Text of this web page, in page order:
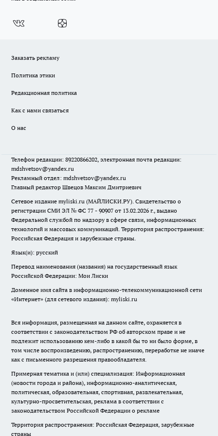
Заказать рекламу
Политика этики
Редакционная политика
Как с нами связаться
О нас
Телефон редакции: 89220866202, электронная почта редакции:
mdshvetsov@yandex.ru
Рекламный отдел: mdshvetsov@yandex.ru
Главный редактор Швецов Максим Дмитриевич
Сетевое издание myliski.ru (МАЙЛИСКИ.РУ). Свидетельство о
регистрации СМИ ЭЛ № ФС 77 - 90907 от 13.02.2026 г., выдано
Федеральной службой по надзору в сфере связи, информационных
технологий и массовых коммуникаций. Территория распространения:
Российская Федерация и зарубежные страны.
Язык(и): русский
Перевод наименования (названия) на государственный язык
Российской Федерации: Мои Лиски
Доменное имя сайта в информационно-телекоммуникационной сети
«Интернет» (для сетевого издания): myliski.ru
Вся информация, размещенная на данном сайте, охраняется в
соответствии с законодательством РФ об авторском праве и не
подлежит использованию кем-либо в какой бы то ни было форме, в
том числе воспроизведению, распространению, переработке не иначе
как с письменного разрешения правообладателя.
Примерная тематика и (или) специализация: Информационная
(новости города и района), информационно-аналитическая,
политическая, образовательная, спортивная, развлекательная,
культурно-просветительская, реклама в соответствии с
законодательством Российской Федерации о рекламе
Территория распространения: Российская Федерация, зарубежные
страны